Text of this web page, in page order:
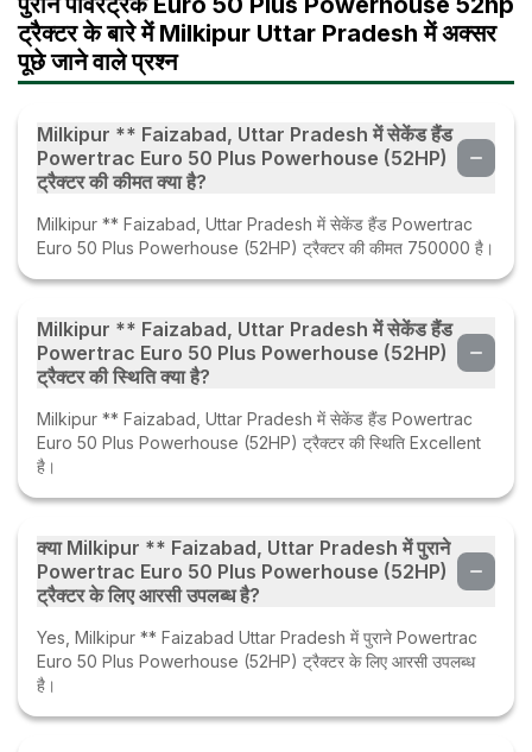
ट्रैक्टर के बारे में Milkipur Uttar Pradesh में अक्सर
पूछे जाने वाले प्रश्न
Milkipur ** Faizabad, Uttar Pradesh में सेकेंड हैंड
Powertrac Euro 50 Plus Powerhouse (52HP)
ट्रैक्टर की कीमत क्या है?
Milkipur ** Faizabad, Uttar Pradesh में सेकेंड हैंड Powertrac
Euro 50 Plus Powerhouse (52HP) ट्रैक्टर की कीमत 750000 है।
Milkipur ** Faizabad, Uttar Pradesh में सेकेंड हैंड
Powertrac Euro 50 Plus Powerhouse (52HP)
ट्रैक्टर की स्थिति क्या है?
Milkipur ** Faizabad, Uttar Pradesh में सेकेंड हैंड Powertrac
Euro 50 Plus Powerhouse (52HP) ट्रैक्टर की स्थिति Excellent
है।
क्या Milkipur ** Faizabad, Uttar Pradesh में पुराने
Powertrac Euro 50 Plus Powerhouse (52HP)
ट्रैक्टर के लिए आरसी उपलब्ध है?
Yes, Milkipur ** Faizabad Uttar Pradesh में पुराने Powertrac
Euro 50 Plus Powerhouse (52HP) ट्रैक्टर के लिए आरसी उपलब्ध
है।